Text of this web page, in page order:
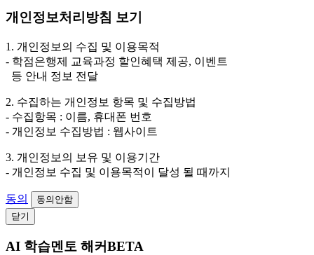
개인정보처리방침 보기
1. 개인정보의 수집 및 이용목적
- 학점은행제 교육과정 할인혜택 제공, 이벤트
등 안내 정보 전달
2. 수집하는 개인정보 항목 및 수집방법
- 수집항목 : 이름, 휴대폰 번호
- 개인정보 수집방법 : 웹사이트
3. 개인정보의 보유 및 이용기간
- 개인정보 수집 및 이용목적이 달성 될 때까지
동의
동의안함
닫기
AI 학습멘토 해커BETA